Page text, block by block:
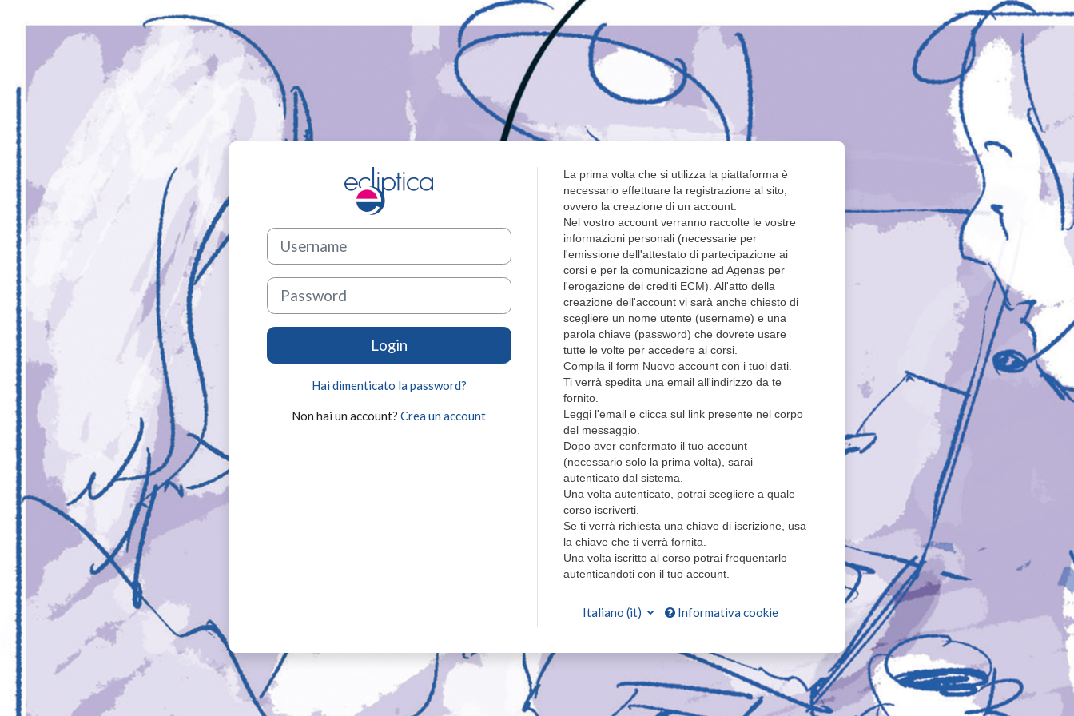
Login su FAD Ecliptica
Vai a creazione account
Username
Password
Login
Hai dimenticato la password?
Non hai un account?Crea un account
La prima volta che si utilizza la piattaforma è
necessario effettuare la registrazione al sito,
ovvero la creazione di un account.
Nel vostro account verranno raccolte le vostre
informazioni personali (necessarie per
l'emissione dell'attestato di partecipazione ai
corsi e per la comunicazione ad Agenas per
l'erogazione dei crediti ECM). All'atto della
creazione dell'account vi sarà anche chiesto di
scegliere un nome utente (username) e una
parola chiave (password) che dovrete usare
tutte le volte per accedere ai corsi.
Compila il form Nuovo account con i tuoi dati.
Ti verrà spedita una email all'indirizzo da te
fornito.
Leggi l'email e clicca sul link presente nel corpo
del messaggio.
Dopo aver confermato il tuo account
(necessario solo la prima volta), sarai
autenticato dal sistema.
Una volta autenticato, potrai scegliere a quale
corso iscriverti.
Se ti verrà richiesta una chiave di iscrizione, usa
la chiave che ti verrà fornita.
Una volta iscritto al corso potrai frequentarlo
autenticandoti con il tuo account.
Italiano ‎(it)‎ Informativa cookie